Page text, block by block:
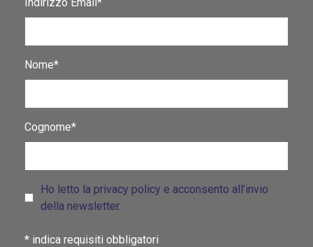
Nome*
Cognome*
Ho letto la privacy policy e acconsento all’invio
della newsletter.
* indica requisiti obbligatori